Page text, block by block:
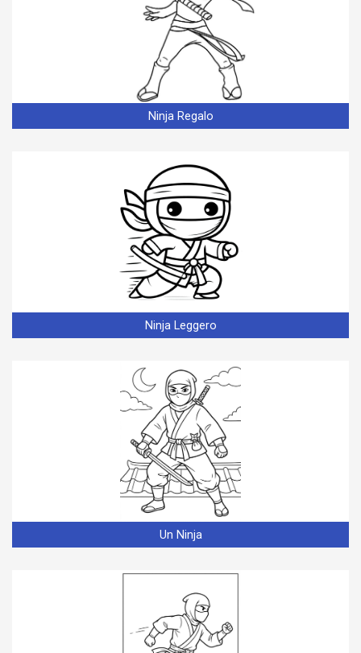
Ninja Regalo
Ninja Leggero
Un Ninja